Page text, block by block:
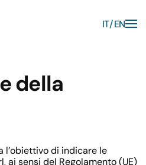
IT EN
della
l’obiettivo di indicare le
ai sensi del Regolamento (UE)